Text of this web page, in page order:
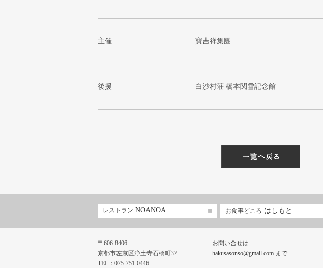
主催 寶吉祥集團
後援 白沙村荘 橋本関雪記念館
レストラン NOANOA お食事どころ はしもと
〒606-8406
京都市左京区浄土寺石橋町37
TEL：075-751-0446
お問い合せは
hakusasonso@gmail.com まで